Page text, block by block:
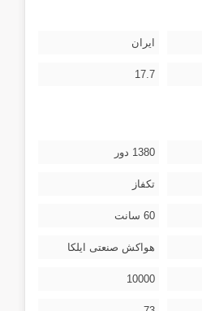
ایران
17.7
1380 دور
تکفاز
60 سانت
هواکش صنعتی ایلکا
10000